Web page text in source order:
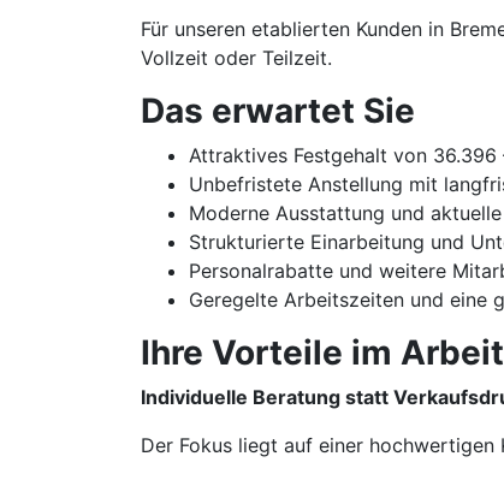
Für unseren etablierten Kunden in
Vollzeit oder Teilzeit.
Das erwartet Sie
Attraktives Festgehalt von
Unbefristete Anstellung mit
Moderne Ausstattung und
Strukturierte Einarbeitung und
Personalrabatte und weitere
Geregelte Arbeitszeiten und eine
Ihre Vorteile im
Individuelle Beratung statt
Der Fokus liegt auf einer hochwertigen